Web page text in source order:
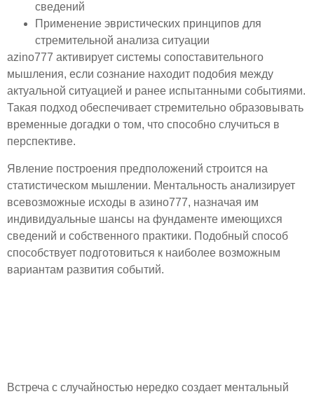
сведений
Применение эвристических принципов для
стремительной анализа ситуации
azino777 активирует системы сопоставительного
мышления, если сознание находит подобия между
актуальной ситуацией и ранее испытанными событиями.
Такая подход обеспечивает стремительно образовывать
временные догадки о том, что способно случиться в
перспективе.
Явление построения предположений строится на
статистическом мышлении. Ментальность анализирует
всевозможные исходы в азино777, назначая им
индивидуальные шансы на фундаменте имеющихся
сведений и собственного практики. Подобный способ
способствует подготовиться к наиболее возможным
вариантам развития событий.
Встреча с случайностью нередко создает ментальный